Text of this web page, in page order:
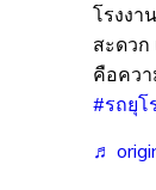
โรงงาน
สะดวก
คือคว
#รถยุโ
♬